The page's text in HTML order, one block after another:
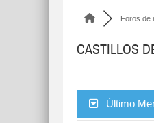
Foros de
CASTILLOS
Último